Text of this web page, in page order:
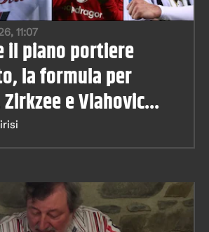
11:07
il piano portiere
la formula per
e Vlahovic...